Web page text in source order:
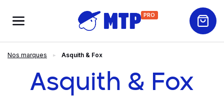
PRO
Nos marques Asquith & Fox
Asquith & Fox